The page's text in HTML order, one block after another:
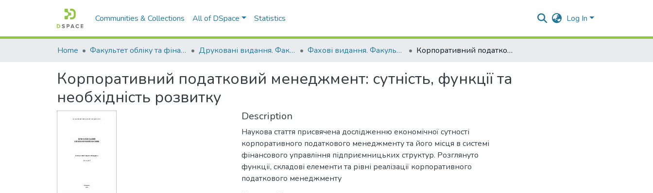
Communities & Collections All of DSpace Statistics Log In
Home Факультет обліку та фінансів Друковані видання. Факультет обліку та фінансів Фахові видання. Факультет обліку та фінансів Корпоративний податковий менеджмент: сутність, функції та необхідність розвитку
Корпоративний податковий менеджмент: сутність, функції та
необхідність розвитку
Description
Наукова стаття присвячена дослідженню економічної сутності
корпоративного податкового менеджменту та його місця в системі
фінансового управління підприємницьких структур. Розглянуто
функції, складові елементи та рівні реалізації корпоративного
податкового менеджменту